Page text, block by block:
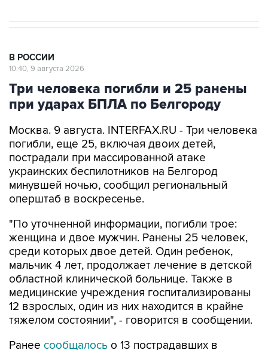
В РОССИИ
10:40, 9 августа 2026
Три человека погибли и 25 ранены
при ударах БПЛА по Белгороду
Москва. 9 августа. INTERFAX.RU - Три человека
погибли, еще 25, включая двоих детей,
пострадали при массированной атаке
украинских беспилотников на Белгород
минувшей ночью, сообщил региональный
оперштаб в воскресенье.
"По уточненной информации, погибли трое:
женщина и двое мужчин. Ранены 25 человек,
среди которых двое детей. Один ребенок,
мальчик 4 лет, продолжает лечение в детской
областной клинической больнице. Также в
медицинские учреждения госпитализированы
12 взрослых, один из них находится в крайне
тяжелом состоянии", - говорится в сообщении.
Ранее сообщалось о 13 пострадавших в